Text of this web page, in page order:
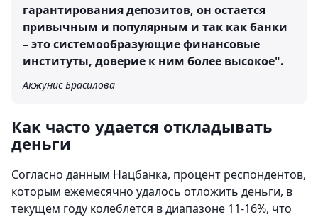
гарантирования депозитов, он остается
привычным и популярным и так как банки
– это системообразующие финансовые
институты, доверие к ним более высокое".
Акжунис Брасилова
Как часто удается откладывать
деньги
Согласно данным Нацбанка, процент респондентов,
которым ежемесячно удалось отложить деньги, в
текущем году колеблется в диапазоне 11-16%, что